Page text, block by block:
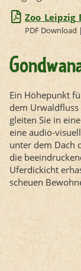
PDF Download
Ein Höhepunkt
dem
gleiten Sie in
eine audio-
unter dem Dach
die
Uferdickicht
scheuen